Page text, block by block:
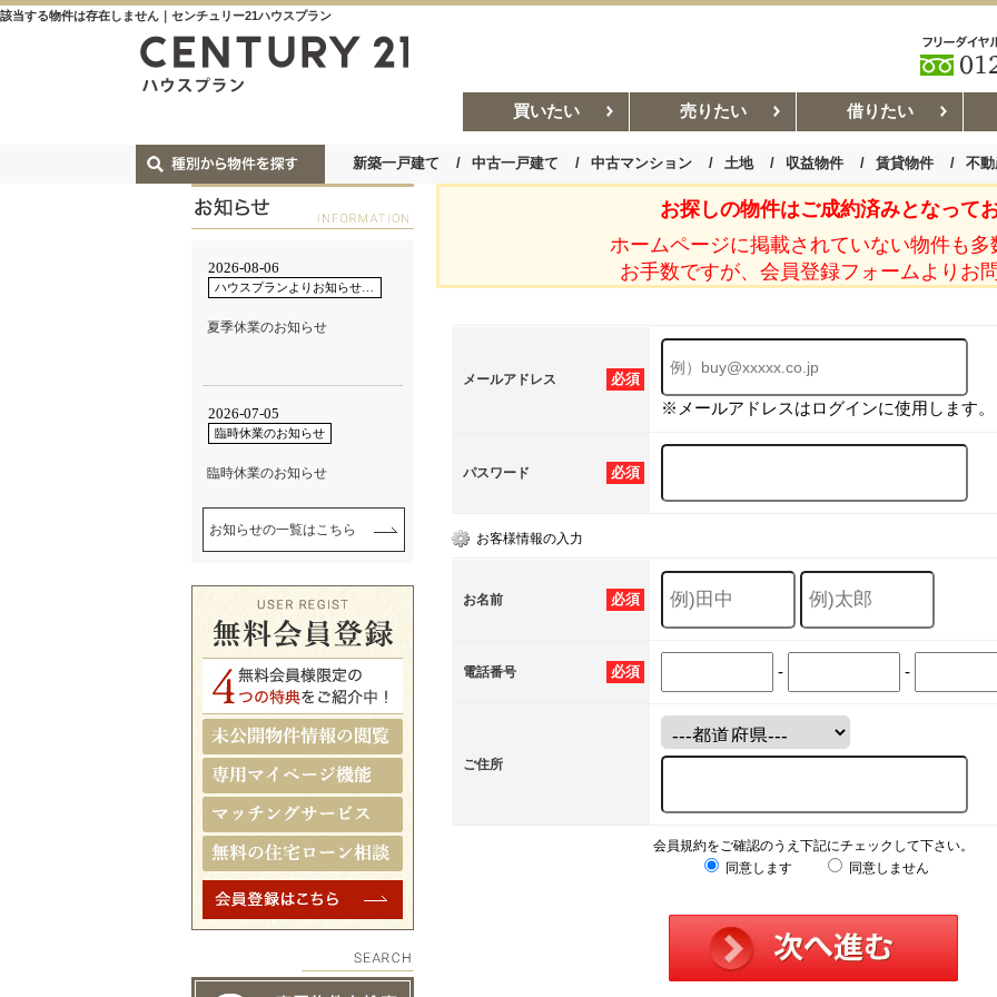
該当する物件は存在しません｜センチュリー21ハウスプラン
買いたい 売りたい 借りたい
新築一戸建て 中古一戸建て 中古マンション 土地 収益物件 賃貸物件 不
お部屋探しコラム 賃貸管理コ
お探しの物件はご成約済みとなってお
ホームページに掲載されていない物件も多
お手数ですが、会員登録フォームよりお
必須
メールアドレス
※メールアドレスはログインに使用します。
必須
パスワード
お客様情報の入力
必須
お名前
必須
電話番号 - -
ご住所
会員規約をご確認のうえ下記にチェックして下さい。
同意します
同意しません
お知らせの一覧はこちら